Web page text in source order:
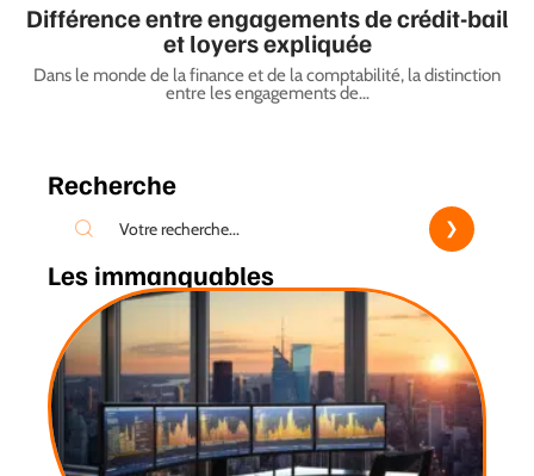
Différence entre engagements de crédit-bail
et loyers expliquée
Dans le monde de la finance et de la comptabilité, la distinction
entre les engagements de…
Recherche
Les immanquables